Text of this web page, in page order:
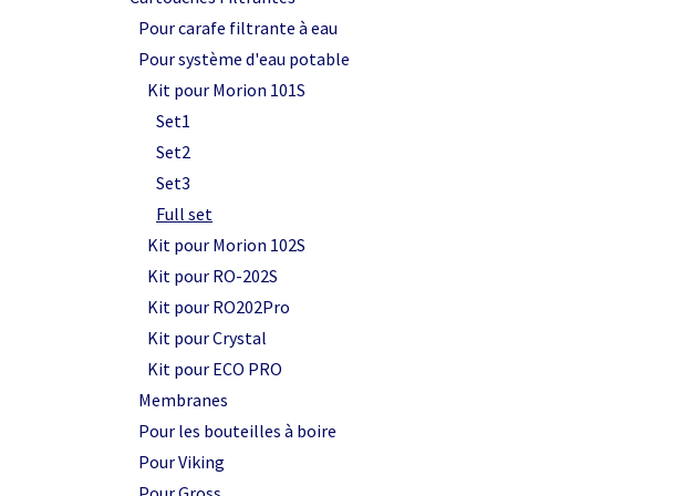
Pour carafe filtrante à eau
Pour système d'eau potable
Kit pour Morion 101S
Set1
Set2
Set3
Full set
Kit pour Morion 102S
Kit pour RO-202S
Kit pour RO202Pro
Kit pour Crystal
Kit pour ECO PRO
Membranes
Pour les bouteilles à boire
Pour Viking